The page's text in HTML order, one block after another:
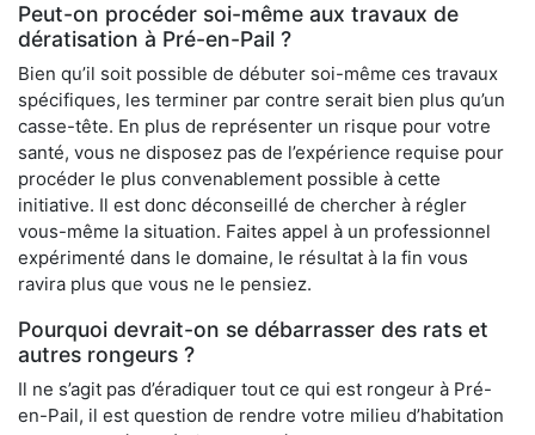
Peut-on procéder soi-même aux travaux de
dératisation à Pré-en-Pail ?
Bien qu’il soit possible de débuter soi-même ces travaux
spécifiques, les terminer par contre serait bien plus qu’un
casse-tête. En plus de représenter un risque pour votre
santé, vous ne disposez pas de l’expérience requise pour
procéder le plus convenablement possible à cette
initiative. Il est donc déconseillé de chercher à régler
vous-même la situation. Faites appel à un professionnel
expérimenté dans le domaine, le résultat à la fin vous
ravira plus que vous ne le pensiez.
Pourquoi devrait-on se débarrasser des rats et
autres rongeurs ?
Il ne s’agit pas d’éradiquer tout ce qui est rongeur à Pré-
en-Pail, il est question de rendre votre milieu d’habitation